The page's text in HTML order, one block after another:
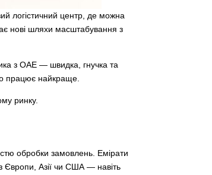
логістичний центр, де можна
нові шляхи масштабування з
з ОАЕ — швидка, гнучка та
працює найкраще.
ринку.
обробки замовлень. Емірати
Європи, Азії чи США — навіть